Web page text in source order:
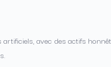
avec des actifs